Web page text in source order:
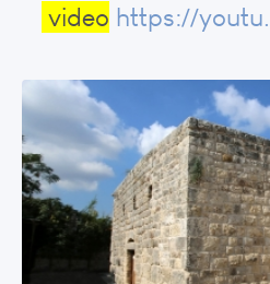
video https://